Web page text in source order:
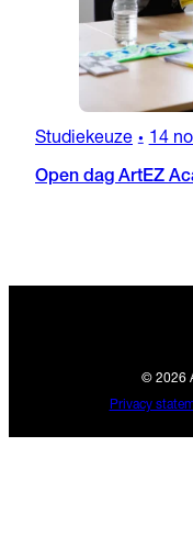
Studiekeuze • 14
Open dag ArtEZ
© 2026
Privacy